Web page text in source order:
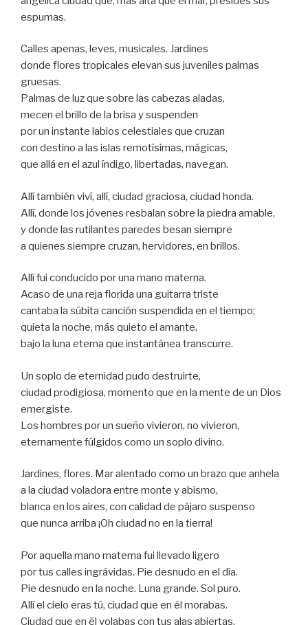
espumas.
Calles apenas, leves, musicales. Jardines
donde flores tropicales elevan sus juveniles palmas
gruesas.
Palmas de luz que sobre las cabezas aladas,
mecen el brillo de la brisa y suspenden
por un instante labios celestiales que cruzan
con destino a las islas remotísimas, mágicas,
que allá en el azul índigo, libertadas, navegan.
Allí también viví, allí, ciudad graciosa, ciudad honda.
Allí, donde los jóvenes resbalan sobre la piedra amable,
y donde las rutilantes paredes besan siempre
a quienes siempre cruzan, hervidores, en brillos.
Allí fui conducido por una mano materna.
Acaso de una reja florida una guitarra triste
cantaba la súbita canción suspendida en el tiempo;
quieta la noche, más quieto el amante,
bajo la luna eterna que instantánea transcurre.
Un soplo de eternidad pudo destruirte,
ciudad prodigiosa, momento que en la mente de un Dios
emergiste.
Los hombres por un sueño vivieron, no vivieron,
eternamente fúlgidos como un soplo divino.
Jardines, flores. Mar alentado como un brazo que anhela
a la ciudad voladora entre monte y abismo,
blanca en los aires, con calidad de pájaro suspenso
que nunca arriba ¡Oh ciudad no en la tierra!
Por aquella mano materna fui llevado ligero
por tus calles ingrávidas. Pie desnudo en el día.
Pie desnudo en la noche. Luna grande. Sol puro.
Allí el cielo eras tú, ciudad que en él morabas.
Ciudad que en él volabas con tus alas abiertas.